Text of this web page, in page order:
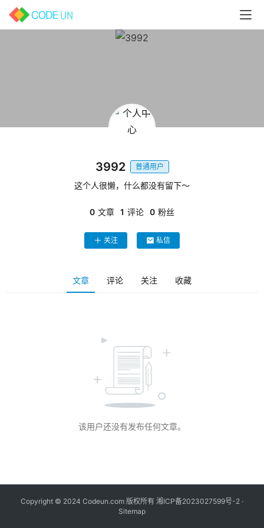
3992 普通用户
这个人很懒，什么都没有留下～
0 文章 1 评论 0 粉丝
关注 私信
文章 评论 关注 收藏
该用户还没有发布任何文章。
Copyright © 2024 Codeun.com 版权所有 湘ICP备2023027599号-2 ·
Sitemap